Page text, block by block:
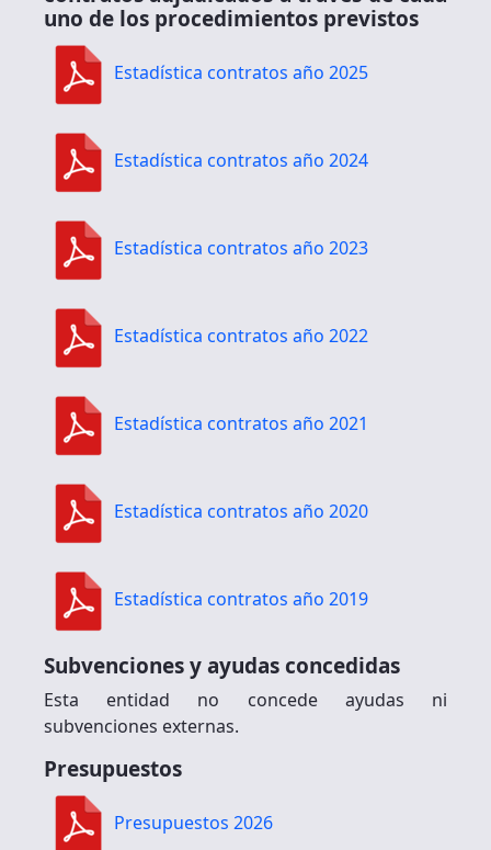
uno de los procedimientos previstos
Estadística contratos año 2025
Estadística contratos año 2024
Estadística contratos año 2023
Estadística contratos año 2022
Estadística contratos año 2021
Estadística contratos año 2020
Estadística contratos año 2019
Subvenciones y ayudas concedidas
Esta entidad no concede ayudas ni
subvenciones externas.
Presupuestos
Presupuestos 2026